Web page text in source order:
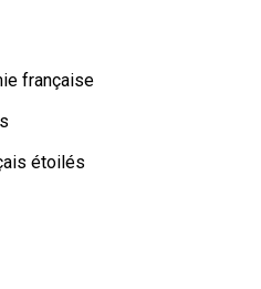
française
étoilés